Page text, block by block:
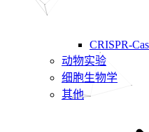
CRISPR-
动物实验
细胞生物学
其他